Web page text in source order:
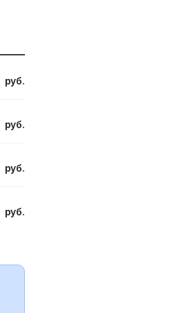
руб.
руб.
руб.
руб.